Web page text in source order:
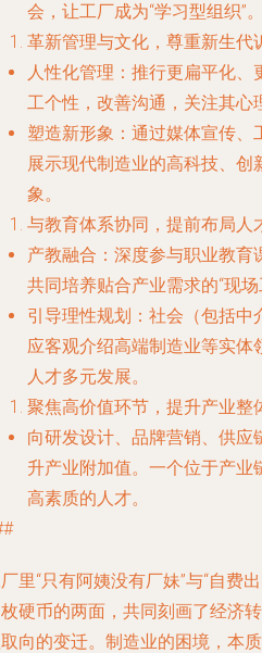
会，让工厂成为“学习型组织”。
革新管理与文化，尊重新生代
人性化管理 ：推行更扁平化
工个性，改善沟通，关注其心
塑造新形象 ：通过媒体宣传
展示现代制造业的高科技、
象。
与教育体系协同，提前布局人
产教融合 ：深度参与职业教
共同培养贴合产业需求的“现场
引导理性规划 ：社会（包括
应客观介绍高端制造业等实
人才多元发展。
聚焦高价值环节，提升产业整
向研发设计、品牌营销、供
升产业附加值。一个位于产
高素质的人才。
里“只有阿姨没有厂妹”与“自费
硬币的两面，共同刻画了经济
向的变迁。制造业的困境，本